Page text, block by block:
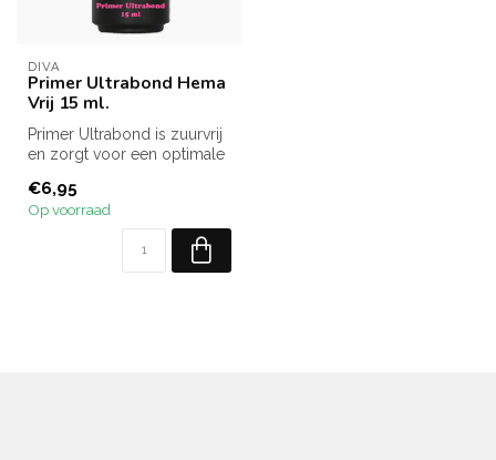
DIVA
Primer Ultrabond Hema
Vrij 15 ml.
Primer Ultrabond is zuurvrij
en zorgt voor een optimale
€6,95
Op voorraad